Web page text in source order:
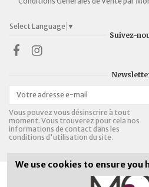
Select Language ▼
Suivez-
Vous pouvez vous désinscrire à tout
moment. Vous trouverez pour cela nos
informations de contact dans les
conditions d'utilisation du site.
We use cookies to ensure you